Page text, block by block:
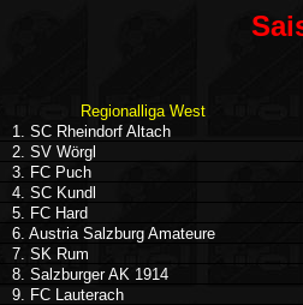
Regionalliga West
1. SC Rheindorf Altach
2. SV Wörgl
3. FC Puch
4. SC Kundl
5. FC Hard
6. Austria Salzburg Amateure
7. SK Rum
8. Salzburger AK 1914
9. FC Lauterach